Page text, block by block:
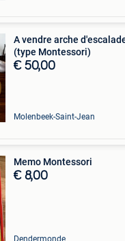
A vendre arche
(type Montessori)
€ 50,00
Molenbeek-Saint-Jean
Memo Montessori
€ 8,00
Dendermonde